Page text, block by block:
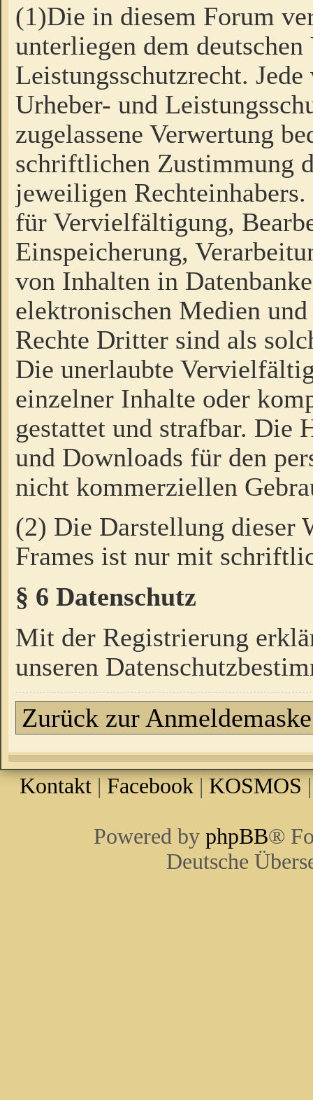
(1)Die in diesem Forum
unterliegen dem
Leistungsschutzrecht.
Urheber- und
zugelassene Verwertung
schriftlichen Zustimmung
jeweiligen
für Vervielfältigung,
Einspeicherung,
von Inhalten in
elektronischen Medien
Rechte Dritter sind als
Die unerlaubte
einzelner Inhalte oder
gestattet und strafbar. Die
und Downloads für den
nicht kommerziellen
(2) Die Darstellung dieser
Frames ist nur mit
§ 6 Datenschutz
Mit der Registrierung
unseren
Zurück zur Anmeldemaske
Kontakt | Facebook | KOSMOS
Powered by phpBB®
Deutsche